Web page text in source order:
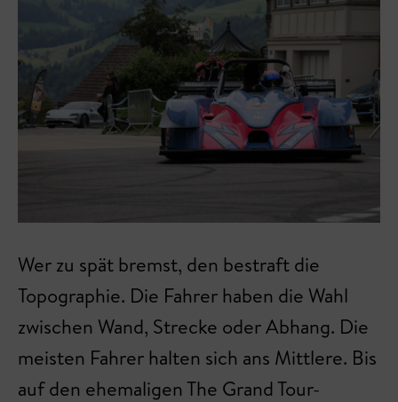
Wer zu spät bremst, den bestraft die
Topographie. Die Fahrer haben die Wahl
zwischen Wand, Strecke oder Abhang. Die
meisten Fahrer halten sich ans Mittlere. Bis
auf den ehemaligen The Grand Tour-